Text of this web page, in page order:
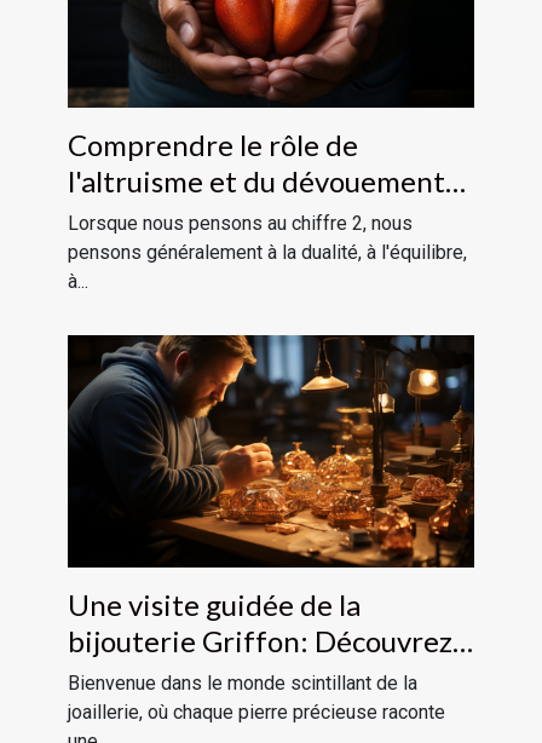
Comprendre le rôle de
l'altruisme et du dévouement
dans la vie avec le chiffre 2
Lorsque nous pensons au chiffre 2, nous
pensons généralement à la dualité, à l'équilibre,
à...
Une visite guidée de la
bijouterie Griffon: Découvrez
l'art de la joaillerie
Bienvenue dans le monde scintillant de la
joaillerie, où chaque pierre précieuse raconte